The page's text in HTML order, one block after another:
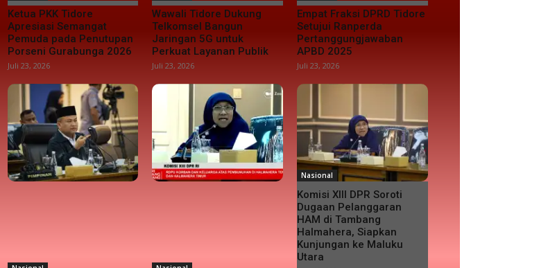
Ketua PKK Tidore
Apresiasi Semangat
Pemuda pada Penutupan
Porseni Gurabunga 2026
Juli 23, 2026
Wawali Tidore Dukung
Telkomsel Bangun
Jaringan 5G untuk
Perkuat Layanan Publik
Juli 23, 2026
Empat Fraksi DPRD Tidore
Setujui Ranperda
Pertanggungjawaban
APBD 2025
Juli 23, 2026
Nasional
Komisi XIII DPR Soroti
Dugaan Pelanggaran
HAM di Tambang
Halmahera, Siapkan
Kunjungan ke Maluku
Utara